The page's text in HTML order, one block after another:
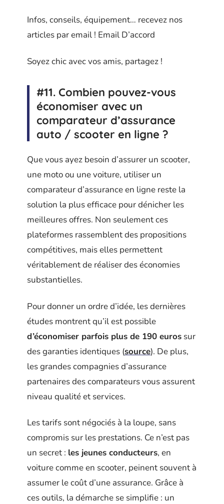
Infos, conseils, équipement… recevez nos
articles par email ! Email D’accord
Soyez chic avec vos amis, partagez !
#11. Combien pouvez-vous
économiser avec un
comparateur d’assurance
auto / scooter en ligne ?
Que vous ayez besoin d’assurer un scooter,
une moto ou une voiture, utiliser un
comparateur d’assurance en ligne reste la
solution la plus efficace pour dénicher les
meilleures offres. Non seulement ces
plateformes rassemblent des propositions
compétitives, mais elles permettent
véritablement de réaliser des économies
substantielles.
Pour donner un ordre d’idée, les dernières
études montrent qu’il est possible
d’économiser parfois plus de 190 euros sur
des garanties identiques (source). De plus,
les grandes compagnies d’assurance
partenaires des comparateurs vous assurent
niveau qualité et services.
Les tarifs sont négociés à la loupe, sans
compromis sur les prestations. Ce n’est pas
un secret : les jeunes conducteurs, en
voiture comme en scooter, peinent souvent à
assumer le coût d’une assurance. Grâce à
ces outils, la démarche se simplifie : un